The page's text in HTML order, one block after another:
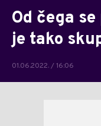
Od čega
je tako
01.06.2022. / 16:06